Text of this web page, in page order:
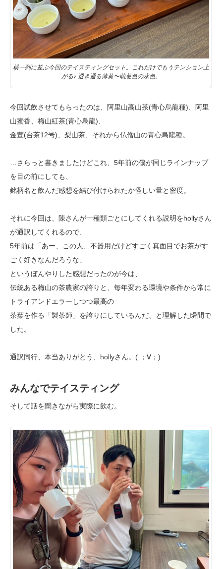
横一列に並ぶ今回のテイスティングセット。これだけでもうテンション上
がる♪ 透き通る薄黄〜萌葱色の水色。
今回試飲させてもらったのは、阿里山高山茶(青心烏龍種)、阿里
山蜜香、梅山紅茶(青心烏龍)、
金萱(台茶12号)、梨山茶、それから仏僧山の青心烏龍種。
…さらっと書きましたけどこれ、5年前の僕が同じラインナップ
を目の前にしても、
銘柄名と飲んだ感想を結び付けられたか怪しい量と密度。
それに今回は、陳さんが一種類ごとにしてくれる説明をhollyさん
が通訳してくれるので、
5年前は「あー、この人、 不器用だけどすごく真面目でお茶がす
ごく好きなんだろうな」
というぼんやりした感想だったのが今は、
伝統ある梅山の茶農家の誇りと、毎年変わる環境や条件から常に
トライアンドエラーしつつ最高の
茶葉を作る「製茶師」を誇りにしているんだ、と理解した瞬間で
した。
通訳同行、本当ありがとう、hollyさん。( ；∀；)
みんなでテイスティング
そして話を聞きながら実際に飲む。